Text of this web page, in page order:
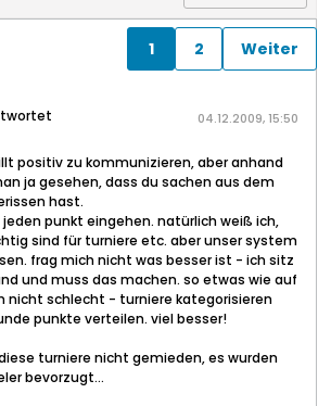
1 2 Weiter
04.12.2009, 15:50
positiv zu kommunizieren, aber anhand
ja gesehen, dass du sachen aus dem
hast.
punkt eingehen. natürlich weiß ich,
sind für turniere etc. aber unser system
frag mich nicht was besser ist - ich sitz
und muss das machen. so etwas wie auf
nicht schlecht - turniere kategorisieren
punkte verteilen. viel besser!
turniere nicht gemieden, es wurden
bevorzugt...